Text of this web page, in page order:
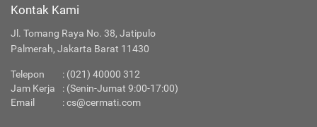
Kontak Kami
Jl. Tomang Raya No. 38, Jatipulo
Palmerah, Jakarta Barat 11430
Telepon : (021) 40000 312
Jam Kerja
: (Senin-Jumat 9:00-17:00)
Email
:cs@cermati.com